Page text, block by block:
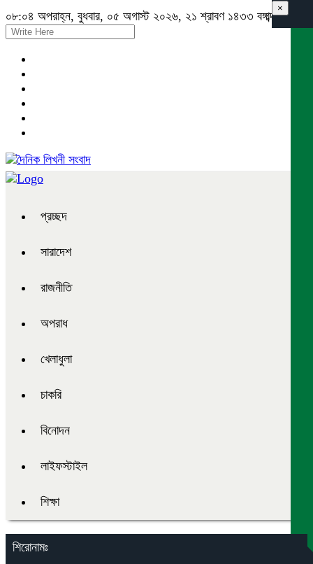
০৮:০৪ অপরাহ্ন, বুধবার, ০৫ অগাস্ট ২০২৬, ২১ শ্রাবণ ১৪৩৩ বঙ্গাব্দ
প্রচ্ছদ
সারাদেশ
রাজনীতি
অপরাধ
খেলাধুলা
চাকরি
বিনোদন
লাইফস্টাইল
শিক্ষা
শিরোনামঃ
×